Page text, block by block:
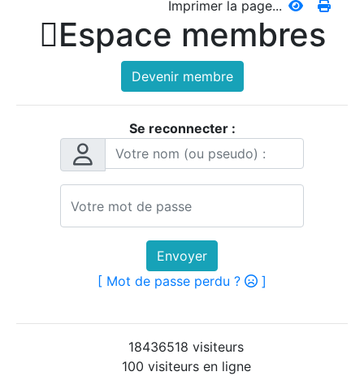
Imprimer la page...
Espace membres
Devenir membre
Se reconnecter :
Envoyer
[ Mot de passe perdu ?
]
18436518 visiteurs
100 visiteurs en ligne